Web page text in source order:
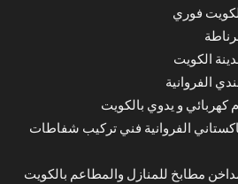
فوري
الكويت
الفروانية
كهربائي و يدوي بالكويت
الفروانية فني تركيب شفاطات
مطابخ للمنازل والمطاعم بالكويت